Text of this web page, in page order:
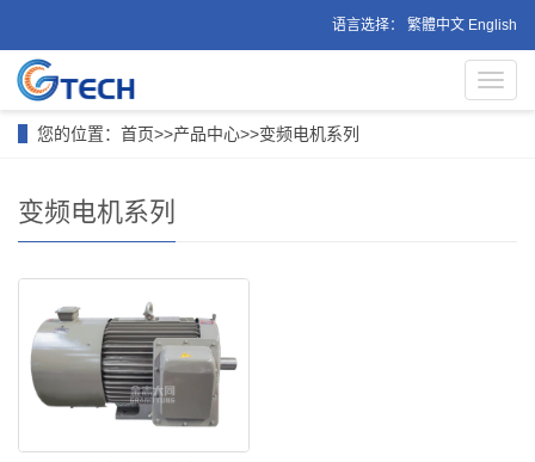
语言选择： 繁體中文 English
导
航
您的位置： 首页>>产品中心>>变频电机系列
变频电机系列